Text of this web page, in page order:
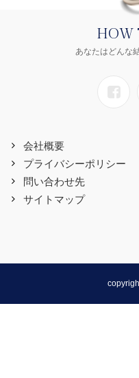
HOW
あなたはどんな
会社概要
プライバシーポリシー
問い合わせ先
サイトマップ